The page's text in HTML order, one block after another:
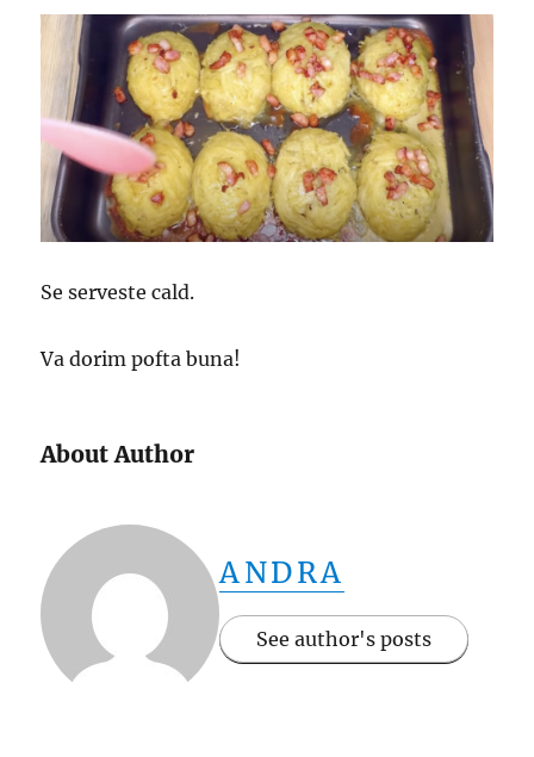
Se serveste cald.
Va dorim pofta buna!
About Author
ANDRA
See author's posts